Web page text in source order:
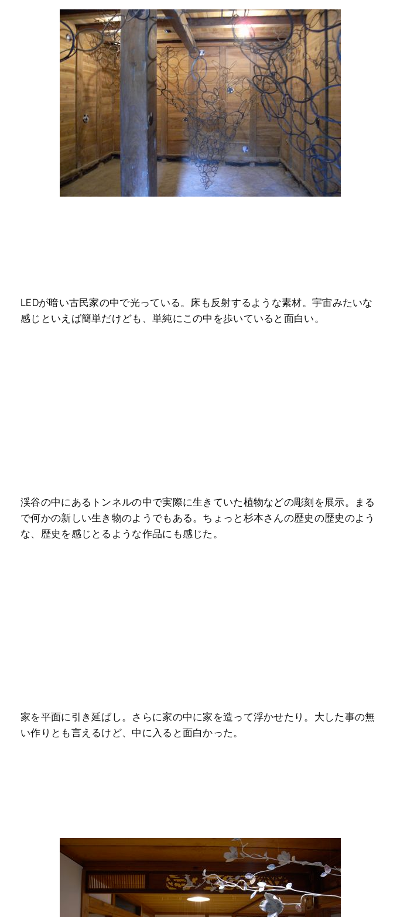
LEDが暗い古民家の中で光っている。床も反射するような素材。宇宙みたいな
感じといえば簡単だけども、単純にこの中を歩いていると面白い。
渓谷の中にあるトンネルの中で実際に生きていた植物などの彫刻を展示。まる
で何かの新しい生き物のようでもある。ちょっと杉本さんの歴史の歴史のよう
な、歴史を感じとるような作品にも感じた。
家を平面に引き延ばし。さらに家の中に家を造って浮かせたり。大した事の無
い作りとも言えるけど、中に入ると面白かった。